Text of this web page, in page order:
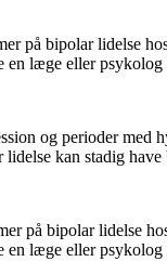
på bipolar lidelse
læge eller
og perioder
kan stadig
på bipolar lidelse
læge eller